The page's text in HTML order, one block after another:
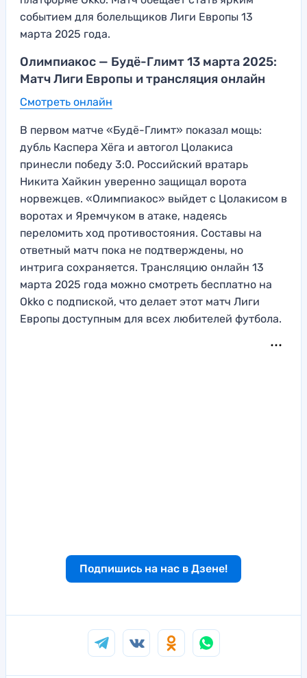
событием для болельщиков Лиги Европы 13
марта 2025 года.
Олимпиакос — Будё-Глимт 13 марта 2025:
Матч Лиги Европы и трансляция онлайн
Смотреть онлайн
В первом матче «Будё-Глимт» показал мощь:
дубль Каспера Хёга и автогол Цолакиса
принесли победу 3:0. Российский вратарь
Никита Хайкин уверенно защищал ворота
норвежцев. «Олимпиакос» выйдет с Цолакисом в
воротах и Яремчуком в атаке, надеясь
переломить ход противостояния. Составы на
ответный матч пока не подтверждены, но
интрига сохраняется. Трансляцию онлайн 13
марта 2025 года можно смотреть бесплатно на
Okko с подпиской, что делает этот матч Лиги
Европы доступным для всех любителей футбола.
Подпишись на нас в Дзене!